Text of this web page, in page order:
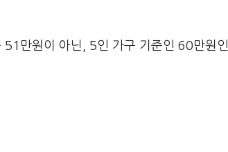
만원이 아닌, 5인 가구 기준인 60만원인